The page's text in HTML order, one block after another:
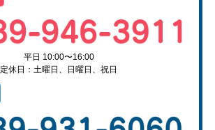
平日 10:00〜16:00
定休日：土曜日、日曜日、祝日